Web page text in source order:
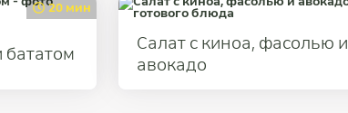
20 мин
бататом
Салат с киноа, фасолью и
авокадо